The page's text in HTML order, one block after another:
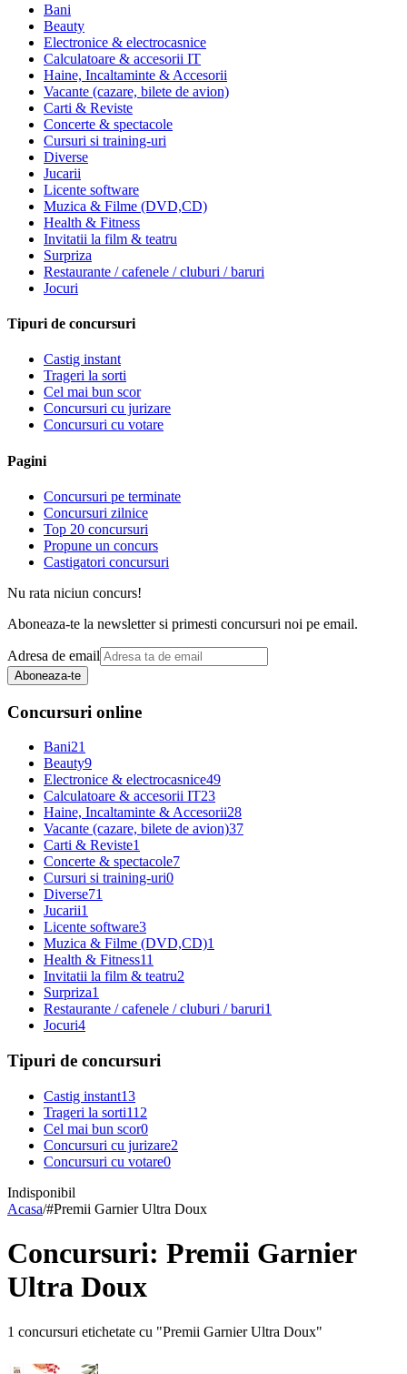
Bani
Beauty
Electronice & electrocasnice
Calculatoare & accesorii IT
Haine, Incaltaminte & Accesorii
Vacante (cazare, bilete de avion)
Carti & Reviste
Concerte & spectacole
Cursuri si training-uri
Diverse
Jucarii
Licente software
Muzica & Filme (DVD,CD)
Health & Fitness
Invitatii la film & teatru
Surpriza
Restaurante / cafenele / cluburi / baruri
Jocuri
Tipuri de concursuri
Castig instant
Trageri la sorti
Cel mai bun scor
Concursuri cu jurizare
Concursuri cu votare
Pagini
Concursuri pe terminate
Concursuri zilnice
Top 20 concursuri
Propune un concurs
Castigatori concursuri
Nu rata niciun concurs!
Aboneaza-te la newsletter si primesti concursuri noi pe email.
Adresa de email
Aboneaza-te
Concursuri online
Bani21
Beauty9
Electronice & electrocasnice49
Calculatoare & accesorii IT23
Haine, Incaltaminte & Accesorii28
Vacante (cazare, bilete de avion)37
Carti & Reviste1
Concerte & spectacole7
Cursuri si training-uri0
Diverse71
Jucarii1
Licente software3
Muzica & Filme (DVD,CD)1
Health & Fitness11
Invitatii la film & teatru2
Surpriza1
Restaurante / cafenele / cluburi / baruri1
Jocuri4
Tipuri de concursuri
Castig instant13
Trageri la sorti112
Cel mai bun scor0
Concursuri cu jurizare2
Concursuri cu votare0
Indisponibil
Acasa/#Premii Garnier Ultra Doux
Concursuri: Premii Garnier
Ultra Doux
1 concursuri etichetate cu "Premii Garnier Ultra Doux"